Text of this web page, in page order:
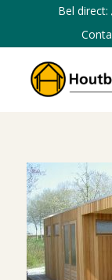
Bel direct: